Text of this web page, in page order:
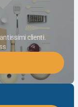
clienti.